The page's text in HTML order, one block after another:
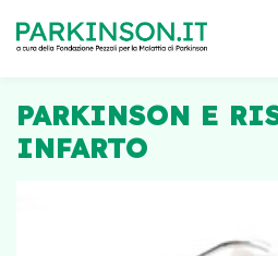
PARKINSON E
INFARTO